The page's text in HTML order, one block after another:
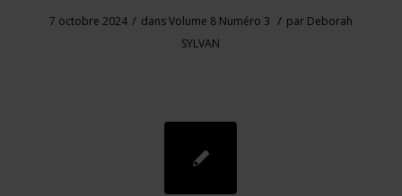
7 octobre 2024 / dansVolume 8 Numéro 3 / par Deborah
SYLVAN